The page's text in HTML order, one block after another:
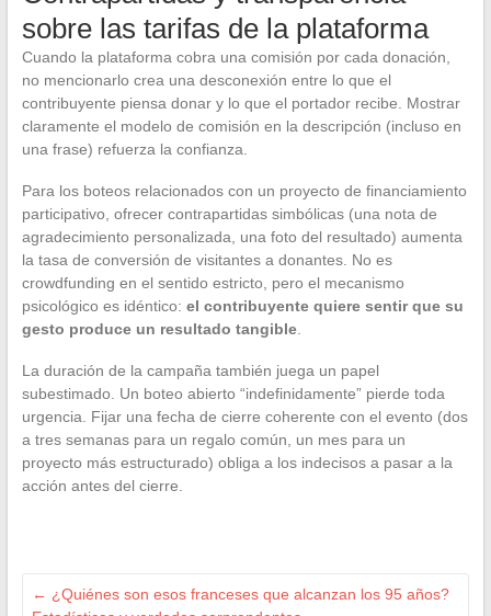
sobre las tarifas de la plataforma
Cuando la plataforma cobra una comisión por cada donación,
no mencionarlo crea una desconexión entre lo que el
contribuyente piensa donar y lo que el portador recibe. Mostrar
claramente el modelo de comisión en la descripción (incluso en
una frase) refuerza la confianza.
Para los boteos relacionados con un proyecto de financiamiento
participativo, ofrecer contrapartidas simbólicas (una nota de
agradecimiento personalizada, una foto del resultado) aumenta
la tasa de conversión de visitantes a donantes. No es
crowdfunding en el sentido estricto, pero el mecanismo
psicológico es idéntico: el contribuyente quiere sentir que su
gesto produce un resultado tangible.
La duración de la campaña también juega un papel
subestimado. Un boteo abierto “indefinidamente” pierde toda
urgencia. Fijar una fecha de cierre coherente con el evento (dos
a tres semanas para un regalo común, un mes para un
proyecto más estructurado) obliga a los indecisos a pasar a la
acción antes del cierre.
← ¿Quiénes son esos franceses que alcanzan los 95 años?